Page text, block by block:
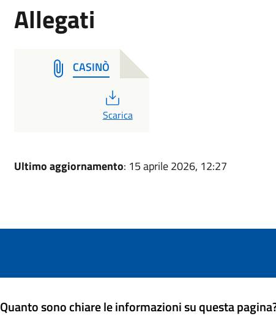
Allegati
CASINÒ
PDF
Scarica
Ultimo aggiornamento: 15 aprile 2026, 12:27
Quanto sono chiare le informazioni su questa